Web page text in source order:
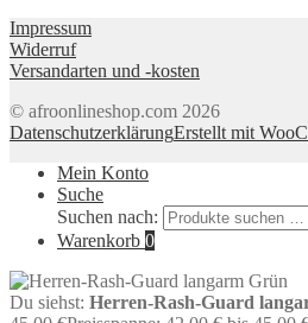
Impressum
Widerruf
Versandarten und -kosten
© afroonlineshop.com 2026
DatenschutzerklärungErstellt mit
Mein Konto
Suche
Suchen nach:
Warenkorb 0
Du siehst: Herren-Rash-Guard